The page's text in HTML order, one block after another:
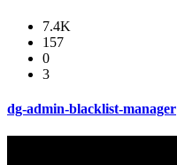
7.4K
157
0
3
dg-admin-blacklist-manager